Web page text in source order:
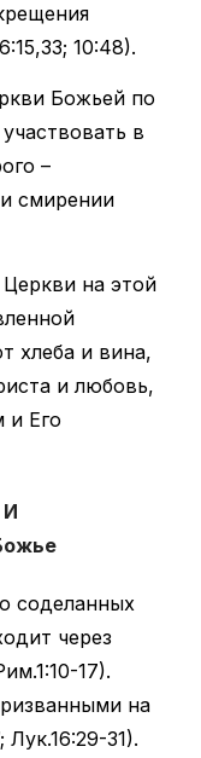
10:48).
Божьей по
в
–
смирении
на этой
хлеба и вина,
и любовь,
и Его
соделанных
через
17).
на
31).